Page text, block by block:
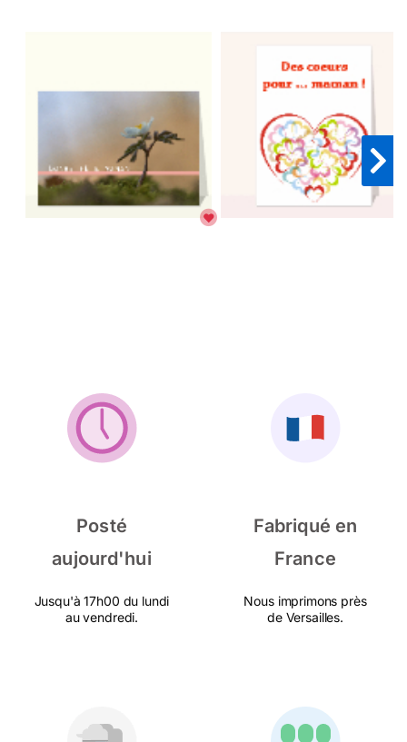
Posté
aujourd'hui
Jusqu'à 17h00 du lundi
au vendredi.
Fabriqué en
France
Nous imprimons près
de Versailles.